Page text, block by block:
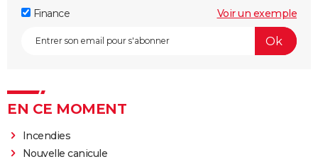
Finance Voir un exemple
EN CE MOMENT
Incendies
Nouvelle canicule